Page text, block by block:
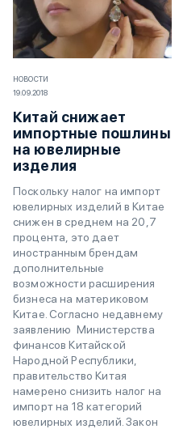
НОВОСТИ
19.09.2018
Китай снижает
импортные пошлины
на ювелирные
изделия
Поскольку налог на импорт
ювелирных изделий в Китае
снижен в среднем на 20,7
процента, это дает
иностранным брендам
дополнительные
возможности расширения
бизнеса на материковом
Китае. Согласно недавнему
заявлению Министерства
финансов Китайской
Народной Республики,
правительство Китая
намерено снизить налог на
импорт на 18 категорий
ювелирных изделий. Закон